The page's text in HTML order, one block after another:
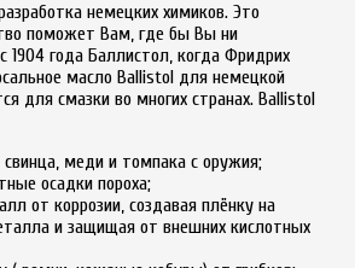
немецких химиков. Это
поможет Вам, где бы Вы ни
1904 года Баллистол, когда Фридрих
масло Ballistol для немецкой
для смазки во многих странах. Ballistol
меди и томпака с оружия;
осадки пороха;
от коррозии, создавая плёнку на
и защищая от внешних кислотных